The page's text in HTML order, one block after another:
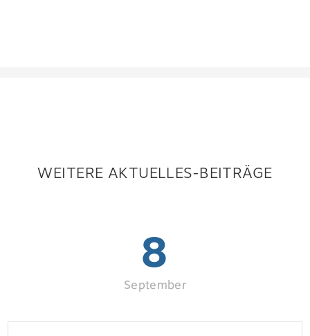
WEITERE AKTUELLES-BEITRÄGE
8
September